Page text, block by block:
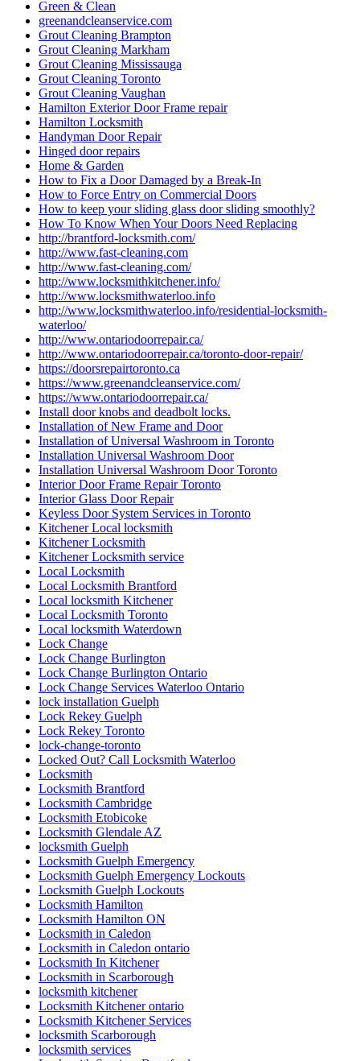
Green & Clean
greenandcleanservice.com
Grout Cleaning Brampton
Grout Cleaning Markham
Grout Cleaning Mississauga
Grout Cleaning Toronto
Grout Cleaning Vaughan
Hamilton Exterior Door Frame repair
Hamilton Locksmith
Handyman Door Repair
Hinged door repairs
Home & Garden
How to Fix a Door Damaged by a Break-In
How to Force Entry on Commercial Doors
How to keep your sliding glass door sliding smoothly?
How To Know When Your Doors Need Replacing
http://brantford-locksmith.com/
http://www.fast-cleaning.com
http://www.fast-cleaning.com/
http://www.locksmithkitchener.info/
http://www.locksmithwaterloo.info
http://www.locksmithwaterloo.info/residential-locksmith-
waterloo/
http://www.ontariodoorrepair.ca/
http://www.ontariodoorrepair.ca/toronto-door-repair/
https://doorsrepairtoronto.ca
https://www.greenandcleanservice.com/
https://www.ontariodoorrepair.ca/
Install door knobs and deadbolt locks.
Installation of New Frame and Door
Installation of Universal Washroom in Toronto
Installation Universal Washroom Door
Installation Universal Washroom Door Toronto
Interior Door Frame Repair Toronto
Interior Glass Door Repair
Keyless Door System Services in Toronto
Kitchener Local locksmith
Kitchener Locksmith
Kitchener Locksmith service
Local Locksmith
Local Locksmith Brantford
Local locksmith Kitchener
Local Locksmith Toronto
Local locksmith Waterdown
Lock Change
Lock Change Burlington
Lock Change Burlington Ontario
Lock Change Services Waterloo Ontario
lock installation Guelph
Lock Rekey Guelph
Lock Rekey Toronto
lock-change-toronto
Locked Out? Call Locksmith Waterloo
Locksmith
Locksmith Brantford
Locksmith Cambridge
Locksmith Etobicoke
Locksmith Glendale AZ
locksmith Guelph
Locksmith Guelph Emergency
Locksmith Guelph Emergency Lockouts
Locksmith Guelph Lockouts
Locksmith Hamilton
Locksmith Hamilton ON
Locksmith in Caledon
Locksmith in Caledon ontario
Locksmith In Kitchener
Locksmith in Scarborough
locksmith kitchener
Locksmith Kitchener ontario
Locksmith Kitchener Services
locksmith Scarborough
locksmith services